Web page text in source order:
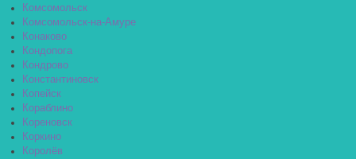
Комсомольск
Комсомольск-на-Амуре
Конаково
Кондопога
Кондрово
Константиновск
Копейск
Кораблино
Кореновск
Коркино
Королёв